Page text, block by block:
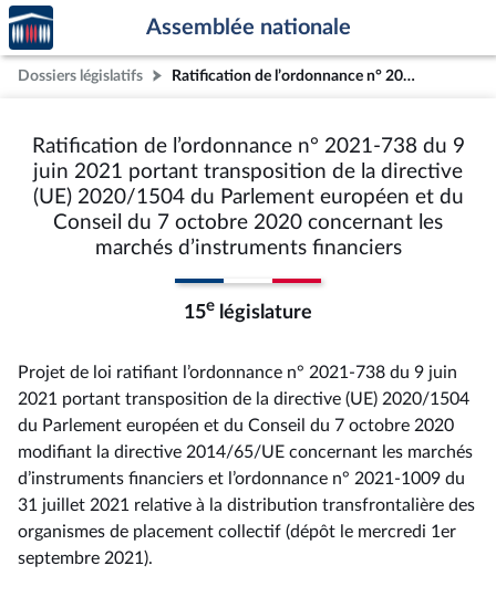
Aller au contenu
Aller en bas de la page
Accèder
à la
page
d'accueil
Assemblée nationale
Dossiers législatifs Ratification de l’ordonnance n° 2021-738 du 9 juin 2021 portant transposition de la directive (UE) 2020/1504 du Parlement européen et du Conseil du 7 octobre 2020 concernant les marchés d’instruments financiers
Ratification de l’ordonnance n° 2021-738 du 9
juin 2021 portant transposition de la directive
(UE) 2020/1504 du Parlement européen et du
Conseil du 7 octobre 2020 concernant les
marchés d’instruments financiers
15e législature
Projet de loi ratifiant l’ordonnance n° 2021-738 du 9 juin
2021 portant transposition de la directive (UE) 2020/1504
du Parlement européen et du Conseil du 7 octobre 2020
modifiant la directive 2014/65/UE concernant les marchés
d’instruments financiers et l’ordonnance n° 2021-1009 du
31 juillet 2021 relative à la distribution transfrontalière des
organismes de placement collectif (dépôt le mercredi 1er
septembre 2021).